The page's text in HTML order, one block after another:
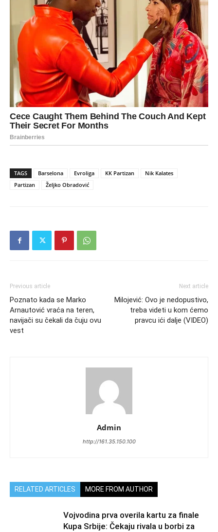
TAGS Barselona Evroliga KK Partizan
Nik Kalates
Partizan
Željko Obradović
Previous article
Poznato kada se Marko
Arnautović vraća na teren,
navijači su čekali da čuju ovu
vest
Next article
Milojević: Ovo je nedopustivo,
treba videti u kom ćemo
pravcu ići dalje (VIDEO)
Admin
http://161.35.150.100
RELATED ARTICLES MORE FROM AUTHOR
Vojvodina prva overila kartu za finale
Kupa Srbije: Čekaju rivala u borbi za